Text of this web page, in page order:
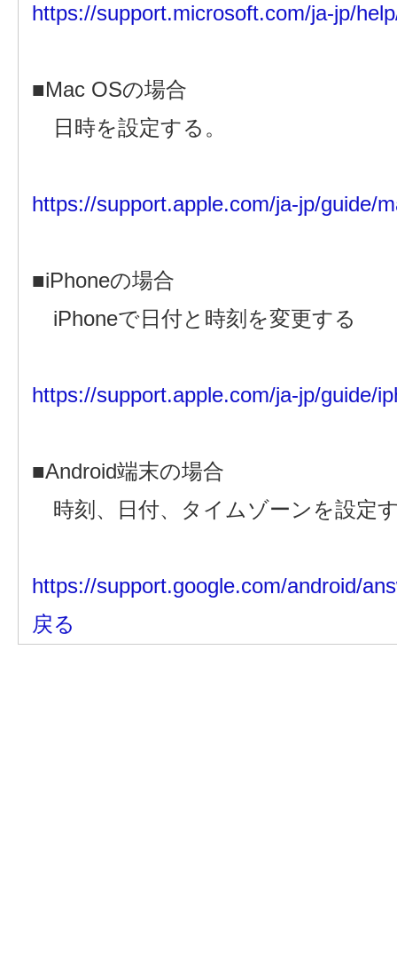
https://support.microsoft.com/ja-jp/
■Mac OSの場合
日時を設定する。
https://support.apple.com/ja-jp/guide/
■iPhoneの場合
iPhoneで日付と時刻を変更する
https://support.apple.com/ja-jp/guide/
■Android端末の場合
時刻、日付、タイムゾーンを設定
https://support.google.com/android/
戻る